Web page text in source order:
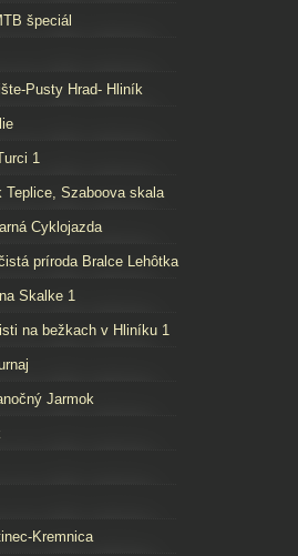
špeciál
Pusty Hrad- Hliník
1
Teplice, Szaboova skala
Cyklojazda
príroda Bralce Lehôtka
Skalke 1
na bežkach v Hliníku 1
Jarmok
Kremnica